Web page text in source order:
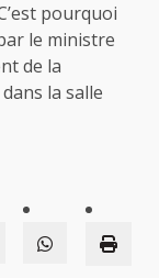
pourquoi
le ministre
de la
la salle